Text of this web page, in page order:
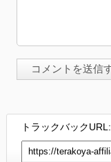
トラックバックURL: